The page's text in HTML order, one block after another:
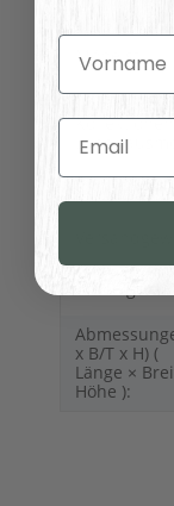
Möbelstil:
Kollektionen
x B/T x H) (
Länge ×
Höhe ):
Vorname
Email